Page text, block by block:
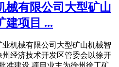
械有限公司大型矿山
建项目 ...
机械有限公司大型矿山机械智
经济技术开发区管委会以徐开
准建设,项目业主为徐州徐工矿